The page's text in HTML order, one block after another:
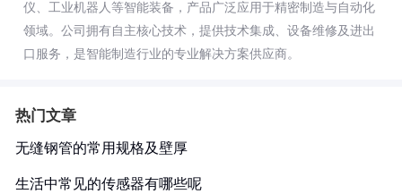
仪、工业机器人等智能装备，产品广泛应用于精密制造与自动化
领域。公司拥有自主核心技术，提供技术集成、设备维修及进出
口服务，是智能制造行业的专业解决方案供应商。
热门文章
无缝钢管的常用规格及壁厚
生活中常见的传感器有哪些呢